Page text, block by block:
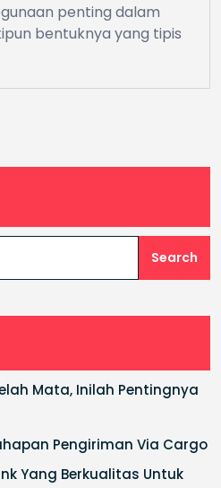
penting dalam
bentuknya yang tipis
Search
Mata, Inilah Pentingnya
Pengiriman Via Cargo
Yang Berkualitas Untuk